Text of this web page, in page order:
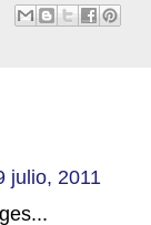
julio, 2011